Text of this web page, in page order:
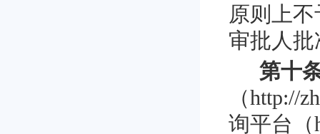
原则上
审批人批
第十
（http://
询平台（